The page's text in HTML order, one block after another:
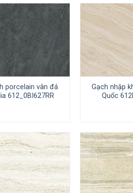
porcelain vân đá
612_0BI627RR
Gạch nhập
Quốc